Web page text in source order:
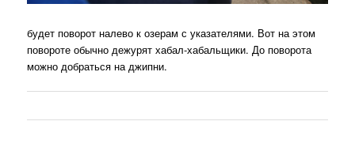
будет поворот налево к озерам с указателями. Вот на этом
повороте обычно дежурят хабал-хабальщики. До поворота
можно добраться на джипни.